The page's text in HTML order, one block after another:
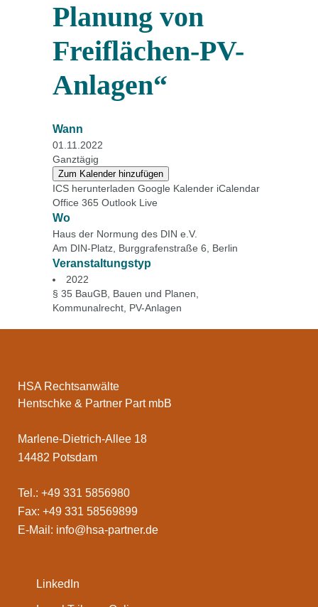
Planung von
Freiflächen-PV-
Anlagen“
Wann
01.11.2022
Ganztägig
Zum Kalender hinzufügen
ICS herunterladen Google Kalender iCalendar
Office 365 Outlook Live
Wo
Haus der Normung des DIN e.V.
Am DIN-Platz, Burggrafenstraße 6, Berlin
Veranstaltungstyp
2022
§ 35 BauGB Bauen und Planen
Kommunalrecht PV-Anlagen
HSA Rechtsanwälte
Hentschke & Partner Part mbB
Marlene-Dietrich-Allee 18
14482 Potsdam
Tel.: +49 331 5856980
Fax: +49 331 58569899
E-Mail: info@hsa-partner.de
LinkedIn